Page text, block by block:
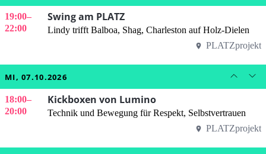
19:00–
22:00
Swing am PLATZ
Lindy trifft Balboa, Shag, Charleston auf Holz-Dielen
PLATZprojekt
MI, 07.10.2026
18:00–
20:00
Kickboxen von Lumino
Technik und Bewegung für Respekt, Selbstvertrauen
PLATZprojekt